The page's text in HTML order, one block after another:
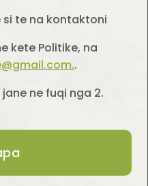
te na kontaktoni
kete Politike, na
..
ne fuqi nga 2.